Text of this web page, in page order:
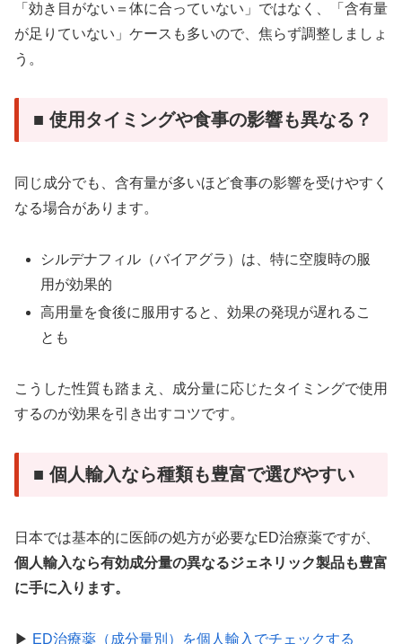
「効き目がない＝体に合っていない」ではなく、「含有量
が足りていない」ケースも多いので、焦らず調整しましょ
う。
■ 使用タイミングや食事の影響も異なる？
同じ成分でも、含有量が多いほど食事の影響を受けやすく
なる場合があります。
シルデナフィル（バイアグラ）は、特に空腹時の服
用が効果的
高用量を食後に服用すると、効果の発現が遅れるこ
とも
こうした性質も踏まえ、成分量に応じたタイミングで使用
するのが効果を引き出すコツです。
■ 個人輸入なら種類も豊富で選びやすい
日本では基本的に医師の処方が必要なED治療薬ですが、
個人輸入なら有効成分量の異なるジェネリック製品も豊富
に手に入ります。
▶︎ ED治療薬（成分量別）を個人輸入でチェックする